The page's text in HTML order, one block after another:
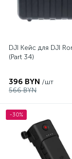
DJI Кейс для DJI
(Part 34)
396 BYN /шт
566 BYN
-30%